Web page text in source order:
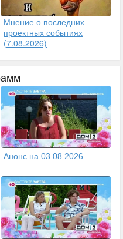
Мнение о последних
проектных событиях
(7.08.2026)
Анонс на 03.08.2026